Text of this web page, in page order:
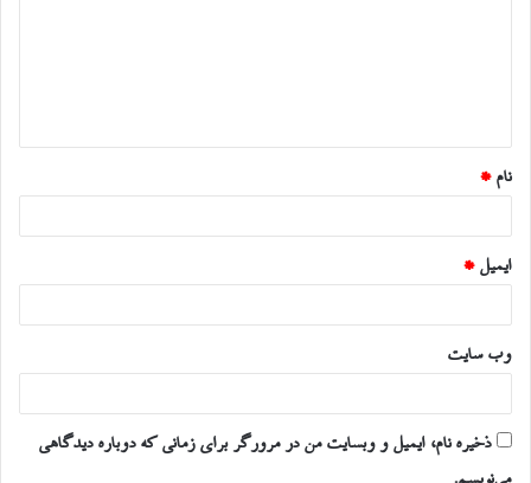
*
نام *
ایمیل *
وب‌ سایت
ذخیره نام، ایمیل و وبسایت من در مرورگر برای زمانی که دوباره دیدگاهی